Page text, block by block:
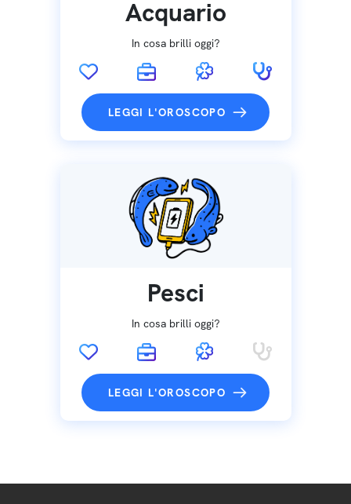
Acquario
In cosa brilli oggi?
LEGGI L'OROSCOPO
Pesci
In cosa brilli oggi?
LEGGI L'OROSCOPO